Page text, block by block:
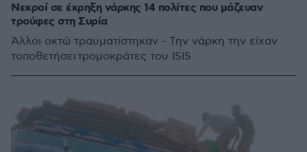
Νεκροί σε έκρηξη νάρκης 14 πολίτες που μάζευαν
τρούφες στη Συρία
Άλλοι οκτώ τραυματίστηκαν - Την νάρκη την είχαν
τοποθετήσει τρομοκράτες του ISIS